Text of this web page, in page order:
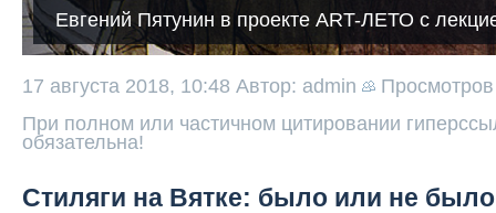
Евгений Пятунин в проекте ART-ЛЕТО с
17 августа 2018, 10:48 Автор: admin
При полном или частичном цитировании
обязательна!
Стиляги на Вятке: было или не